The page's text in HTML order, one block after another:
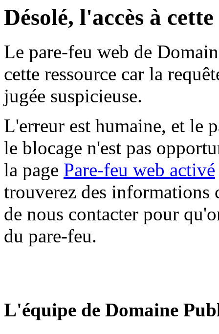
Désolé, l'accès à
Le pare-feu web de
cette ressource car la
jugée suspicieuse.
L'erreur est humaine, et le
le blocage n'est pas
la page Pare-feu web activé
trouverez des informations
de nous contacter pour
du pare-feu.
L'équipe de Domaine